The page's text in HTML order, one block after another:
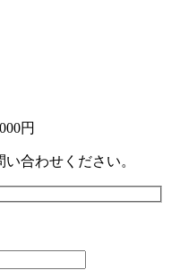
円
合わせください。